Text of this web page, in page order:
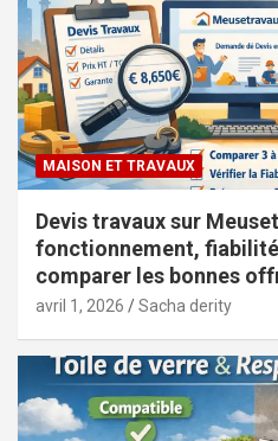
MAISON ET TRAVAUX
Devis travaux sur
fonctionnement,
comparer les bonnes
avril 1, 2026 Sacha derity